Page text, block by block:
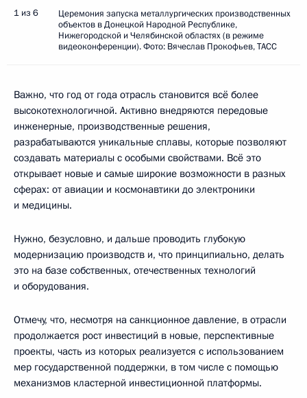
1 из 6
Церемония запуска металлургических производственных
объектов в Донецкой Народной Республике,
Нижегородской и Челябинской областях (в режиме
видеоконференции). Фото: Вячеслав Прокофьев, ТАСС
Важно, что год от года отрасль становится всё более
высокотехнологичной. Активно внедряются передовые
инженерные, производственные решения,
разрабатываются уникальные сплавы, которые позволяют
создавать материалы с особыми свойствами. Всё это
открывает новые и самые широкие возможности в разных
сферах: от авиации и космонавтики до электроники
и медицины.
Нужно, безусловно, и дальше проводить глубокую
модернизацию производств и, что принципиально, делать
это на базе собственных, отечественных технологий
и оборудования.
Отмечу, что, несмотря на санкционное давление, в отрасли
продолжается рост инвестиций в новые, перспективные
проекты, часть из которых реализуется с использованием
мер государственной поддержки, в том числе с помощью
механизмов кластерной инвестиционной платформы.